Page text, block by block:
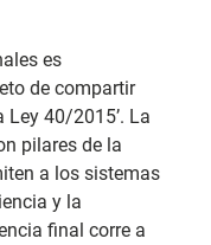
es
de compartir
40/2015’. La
pilares de la
a los sistemas
y la
final corre a